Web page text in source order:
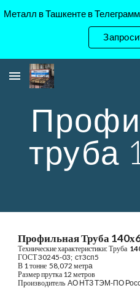
труба
Профильная Труба 140х
Технические характеристики: Труба 14
ГОСТ 30245-03; ст3сп5
В 1 тонне 58,072 метра
Размер прутка 12 метров
Производитель АО НТЗ ТЭМ-ПО